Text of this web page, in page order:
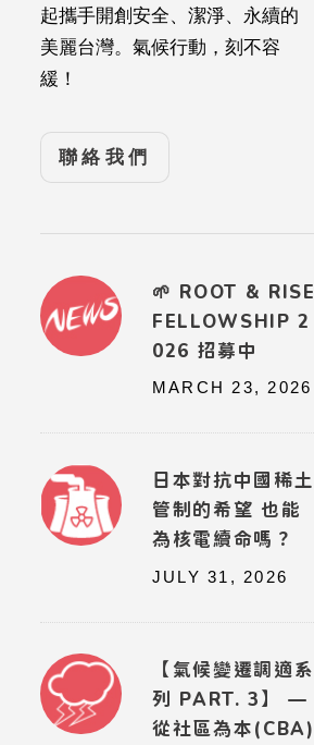
起攜手開創安全、潔淨、永續的
美麗台灣。氣候行動，刻不容
緩！
聯絡我們
🌱 ROOT & RISE
FELLOWSHIP 2
026 招募中
MARCH 23, 2026
日本對抗中國稀土
管制的希望 也能
為核電續命嗎？
JULY 31, 2026
【氣候變遷調適系
列 PART. 3】 —
從社區為本(CBA)